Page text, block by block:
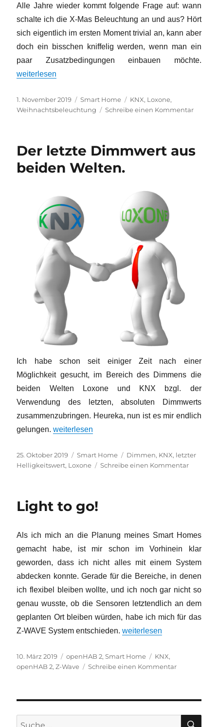
Alle Jahre wieder kommt folgende Frage auf: wann
schalte ich die X-Mas Beleuchtung an und aus? Hört
sich eigentlich im ersten Moment trivial an, kann aber
doch ein bisschen kniffelig werden, wenn man ein
paar Zusatzbedingungen einbauen möchte.
„Advent, Advent ein Aktor „brennt“ ….“
weiterlesen
Veröffentlicht
am
1. November 2019 Kategorien
Smart Home Schlagwörter
KNX, Loxone,
Weihnachtsbeleuchtung
Schreibe einen Kommentarzu
Aktor
Der letzte Dimmwert aus
beiden Welten.
Ich habe schon seit einiger Zeit nach einer
Möglichkeit gesucht, im Bereich des Dimmens die
beiden Welten Loxone und KNX bzgl. der
Verwendung des letzten, absoluten Dimmwerts
zusammenzubringen. Heureka, nun ist es mir endlich
gelungen.„Der letzte Dimmwert aus beiden Welten.“
weiterlesen
Veröffentlicht
am
25. Oktober 2019 Kategorien
Smart Home Schlagwörter
Dimmen, KNX, letzter
Helligkeitswert, Loxone Schreibe einen Kommentarzu
Light to go!
Als ich mich an die Planung meines Smart Homes
gemacht habe, ist mir schon im Vorhinein klar
geworden, dass ich nicht alles mit einem System
abdecken konnte. Gerade für die Bereiche, in denen
ich flexibel bleiben wollte, und ich noch gar nicht so
genau wusste, ob die Sensoren letztendlich an dem
geplanten Ort bleiben würden, habe ich mich für das
Z-WAVE System entschieden.„Light to go!“
weiterlesen
Veröffentlicht
am
10. März 2019 Kategorien
openHAB 2,Smart Home Schlagwörter
KNX,
openHAB 2,Z-Wave Schreibe einen Kommentarzu
Suche